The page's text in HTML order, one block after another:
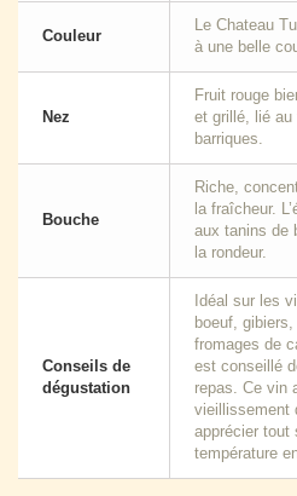
Couleur
Le Chateau
à une belle
Nez
Fruit rouge
et grillé, lié au
barriques.
Bouche
Riche,
la fraîcheur.
aux tanins de
la rondeur.
Conseils de
dégustation
Idéal sur les
boeuf,
fromages de
est conseillé
repas. Ce vin
vieillissement
apprécier tout
température